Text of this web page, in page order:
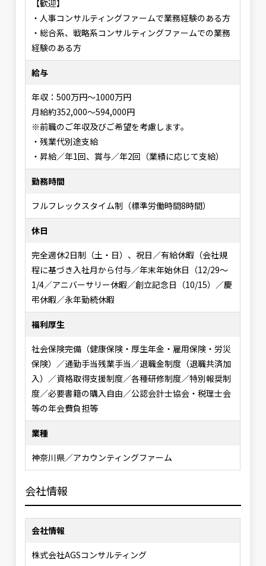
【歓迎】
・人事コンサルティングファームで業務経験のある方
・総合系、戦略系コンサルティングファームでの業務
経験のある方
給与
年収：500万円～1000万円
月給約352,000～594,000円
※前職のご年収及びご希望を考慮します。
・残業代別途支給
・昇給／年1回、賞与／年2回（業績に応じて支給）
勤務時間
フルフレックスタイム制（標準労働時間8時間）
休日
完全週休2日制（土・日）、祝日／有給休暇（会社規
程に基づき入社月から付与／年末年始休日（12/29～
1/4／アニバーサリー休暇／創立記念日（10/15）／慶
弔休暇／永年勤続休暇
福利厚生
社会保険完備（健康保険・厚生年金・雇用保険・労災
保険）／通勤手当残業手当／退職金制度（退職共済加
入）／資格取得支援制度／各種研修制度／特別報奨制
度／必要書籍の購入自由／公認会計士協会・税理士会
等の年会費負担等
業種
神奈川県／アカウンティングファーム
会社情報
会社情報
株式会社AGSコンサルティング